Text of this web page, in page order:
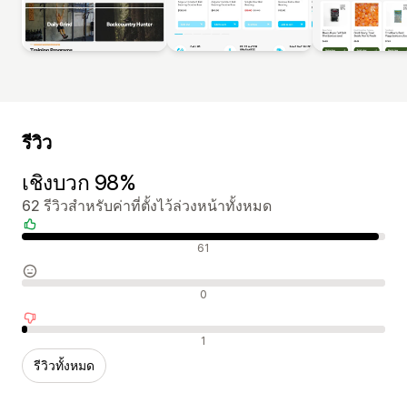
รีวิว
เชิงบวก 98%
62 รีวิวสำหรับค่าที่ตั้งไว้ล่วงหน้าทั้งหมด
รีวิวเชิงบวก 61
รีวิวที่เป็นกลาง 0
รีวิวเชิงลบ 1
รีวิวทั้งหมด